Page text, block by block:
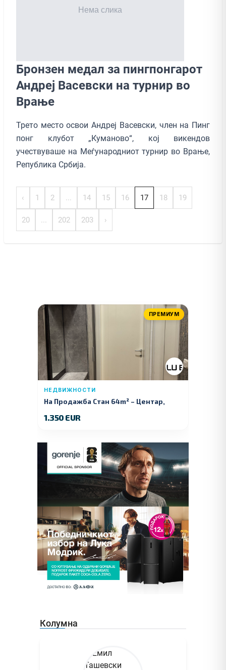
Бронзен медал за пингпонгарот
Андреј Васевски на турнир во
Врање
Трето место освои Андреј Васевски, член на Пинг
понг клубот „Куманово“, кој викендов
учествуваше на Меѓународниот турнир во Врање,
Република Србија.
‹ 1 2 ... 14 15 16 17 18 19
20 ... 202 203 ›
ПРЕМИУМ
НЕДВИЖНОСТИ
На Продажба Стан 64m² – Центар,
1.350 EUR
Колумна